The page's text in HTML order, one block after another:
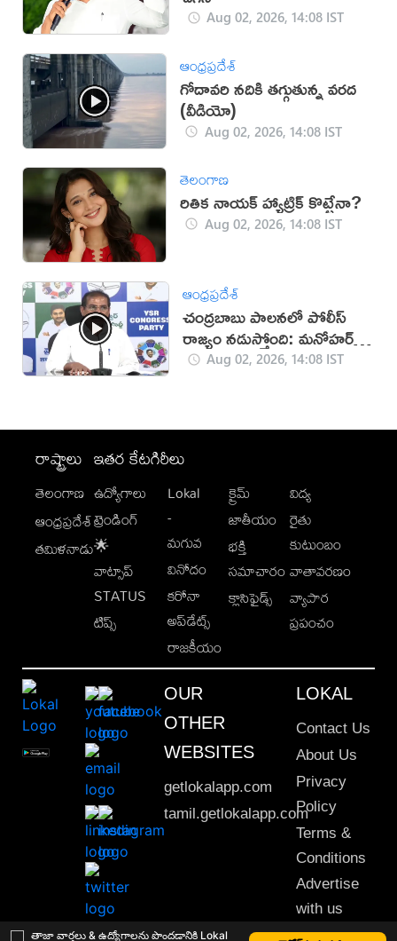
తాజా వార్తలు & ఉద్యోగాలను పొందడానికి Lokal
Aug 02, 2026, 14:08 IST
ఆంధ్రప్రదేశ్
గోదావరి నదికి తగ్గుతున్న వరద
(వీడియో)
Aug 02, 2026, 14:08 IST
తెలంగాణ
రితిక నాయక్ హ్యాట్రిక్ కొట్టేనా?
Aug 02, 2026, 14:08 IST
ఆంధ్రప్రదేశ్
చంద్రబాబు పాలనలో పోలీస్
రాజ్యం నడుస్తోంది: మనోహర్
రెడ్డి Aug 02, 2026, 14:08 IST
రాష్ట్రాలు
తెలంగాణ
ఆంధ్రప్రదేశ్
తమిళనాడు
ఇతర కేటగిరీలు
ఉద్యోగాలు
ట్రెండింగ్
🌟
వాట్సాప్
STATUS
టిప్స్
Lokal
-
మగువ
వినోదం
కరోనా
అప్‌డేట్స్
రాజకీయం
క్రైమ్
జాతీయం
భక్తి
సమాచారం
క్లాసిఫైడ్స్
విద్య
రైతు
కుటుంబం
వాతావరణం
వ్యాపార
ప్రపంచం
OUR
OTHER
WEBSITES
getlokalapp.com
tamil.getlokalapp.com
LOKAL
Contact Us
About Us
Privacy
Policy
Terms &
Conditions
Advertise
with us
Sitemap